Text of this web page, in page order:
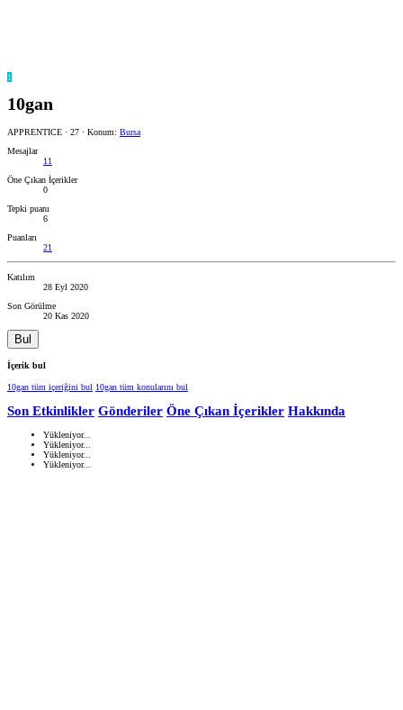
1
10gan
APPRENTICE · 27 · Konum: Bursa
Mesajlar
11
Öne Çıkan İçerikler
0
Tepki puanı
6
Puanları
21
Katılım
28 Eyl 2020
Son Görülme
20 Kas 2020
Bul
İçerik bul
10gan tüm içeriğini bul 10gan tüm konularını bul
Son Etkinlikler Gönderiler Öne Çıkan İçerikler Hakkında
Yükleniyor...
Yükleniyor...
Yükleniyor...
Yükleniyor...